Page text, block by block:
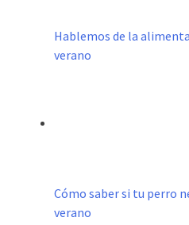
Hablemos de la
verano
Cómo saber si tu perro
verano